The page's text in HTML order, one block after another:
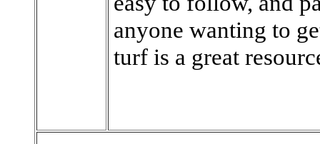
anyone wanting to
turf is a great